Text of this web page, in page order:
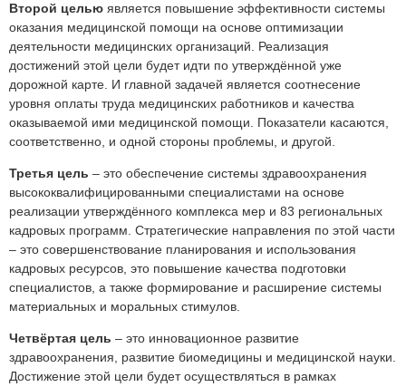
Второй целью является повышение эффективности системы
оказания медицинской помощи на основе оптимизации
деятельности медицинских организаций. Реализация
достижений этой цели будет идти по утверждённой уже
дорожной карте. И главной задачей является соотнесение
уровня оплаты труда медицинских работников и качества
оказываемой ими медицинской помощи. Показатели касаются,
соответственно, и одной стороны проблемы, и другой.
Третья цель – это обеспечение системы здравоохранения
высококвалифицированными специалистами на основе
реализации утверждённого комплекса мер и 83 региональных
кадровых программ. Стратегические направления по этой части
– это совершенствование планирования и использования
кадровых ресурсов, это повышение качества подготовки
специалистов, а также формирование и расширение системы
материальных и моральных стимулов.
Четвёртая цель – это инновационное развитие
здравоохранения, развитие биомедицины и медицинской науки.
Достижение этой цели будет осуществляться в рамках